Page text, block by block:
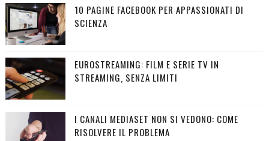
10 PAGINE FACEBOOK PER APPASSIONATI DI
SCIENZA
EUROSTREAMING: FILM E SERIE TV IN
STREAMING, SENZA LIMITI
I CANALI MEDIASET NON SI VEDONO: COME
RISOLVERE IL PROBLEMA